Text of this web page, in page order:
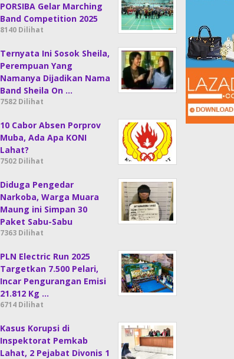
PORSIBA Gelar Marching
Band Competition 2025
8140 Dilihat
Ternyata Ini Sosok Sheila,
Perempuan Yang
Namanya Dijadikan Nama
Band Sheila On …
7582 Dilihat
10 Cabor Absen Porprov
Muba, Ada Apa KONI
Lahat?
7502 Dilihat
Diduga Pengedar
Narkoba, Warga Muara
Maung ini Simpan 30
Paket Sabu-Sabu
7363 Dilihat
PLN Electric Run 2025
Targetkan 7.500 Pelari,
Incar Pengurangan Emisi
21.812 Kg …
6714 Dilihat
Kasus Korupsi di
Inspektorat Pemkab
Lahat, 2 Pejabat Divonis 1